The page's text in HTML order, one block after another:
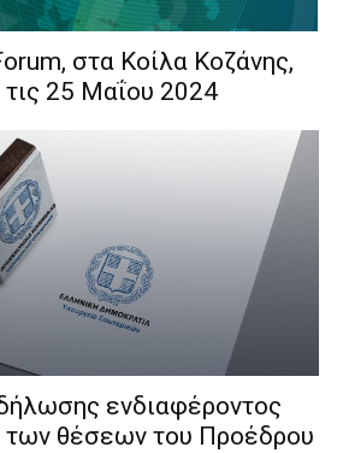
στα Κοίλα Κοζάνης,
25 Μαΐου 2024
ενδιαφέροντος
των θέσεων του Προέδρου